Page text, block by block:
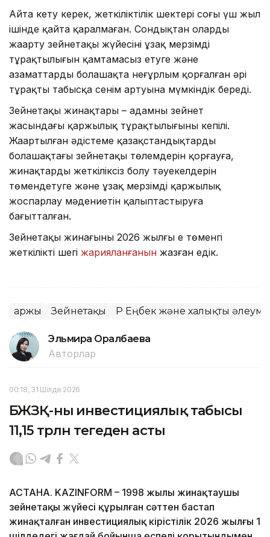
Айта кету керек, жеткіліктілік шектері соңғы үш жыл
ішінде қайта қаралмаған. Сондықтан оларды
жаңарту зейнетақы жүйесінің ұзақ мерзімді
тұрақтылығын қамтамасыз етуге және
азаматтардың болашақта неғұрлым қорғалған әрі
тұрақты табысқа сенім артуына мүмкіндік береді.
Зейнетақы жинақтары – адамның зейнет
жасындағы қаржылық тұрақтылығының кепілі.
Жаңартылған әдістеме қазақстандықтардың
болашақтағы зейнетақы төлемдерін қорғауға,
жинақтардың жеткіліксіз болу тәуекелдерін
төмендетуге және ұзақ мерзімді қаржылық
жоспарлау мәдениетін қалыптастыруға
бағытталған.
Зейнетақы жинағының 2026 жылғы ең төменгі
жеткілікті шегі жарияланғанын жазған едік.
Қаржы Зейнетақы ҚР Еңбек және халықты
Эльмира Оралбаева
Авторлар
00:18, 31 Шілде 2026
БЖЗҚ-ның инвестициялық табысы
11,15 трлн теңгеден асты
АСТАНА. KAZINFORM – 1998 жылы жинақтаушы
зейнетақы жүйесі құрылған сәттен бастап
жинақталған инвестициялық кірістілік 2026 жылғы 1